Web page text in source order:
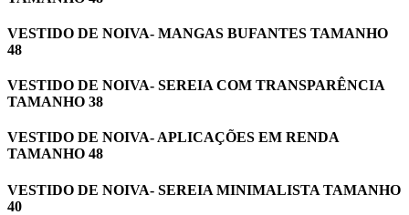
VESTIDO DE NOIVA- MANGAS BUFANTES TAMANHO
48
VESTIDO DE NOIVA- SEREIA COM TRANSPARÊNCIA
TAMANHO 38
VESTIDO DE NOIVA- APLICAÇÕES EM RENDA
TAMANHO 48
VESTIDO DE NOIVA- SEREIA MINIMALISTA TAMANHO
40